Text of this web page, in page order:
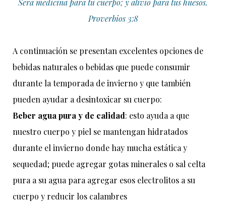
Sera medicina para tu cuerpo; y alivio para tus huesos.
Proverbios 3:8
A continuación se presentan excelentes opciones de
bebidasnaturales o bebidas que puede consumir
durante la temporada deinvierno y quetambién
pueden ayudar a desintoxicar su cuerpo:
Beber agua pura y de calidad: esto ayuda a que
nuestro cuerpo y piel semantengan hidratados
durante el invierno donde haymucha estática y
sequedad; puede agregar gotasminerales o sal celta
pura a su agua para agregar esos electrolitos a su
cuerpo y reducir los calambres